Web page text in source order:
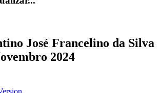
José Francelino da Silva
2024